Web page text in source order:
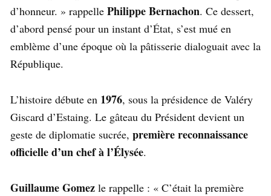
d’honneur. » rappelle Philippe Bernachon. Ce dessert,
d’abord pensé pour un instant d’État, s’est mué en
emblème d’une époque où la pâtisserie dialoguait avec la
République.
L’histoire débute en 1976, sous la présidence de Valéry
Giscard d’Estaing. Le gâteau du Président devient un
geste de diplomatie sucrée, première reconnaissance
officielle d’un chef à l’Élysée.
Guillaume Gomez le rappelle : « C’était la première